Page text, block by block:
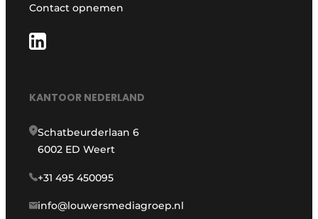
Contact opnemen
KANTOOR NEDERLAND
Schatbeurderlaan 6
6002 ED Weert
+31 495 450095
info@louwersmediagroep.nl